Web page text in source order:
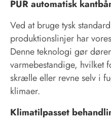
PUR automatisk
Ved at bruge tysk
produktionslinjer har
Denne teknologi gør
varmebestandige, hvilket
skrælle eller revne selv i
klimaer.
Klimatilpasset